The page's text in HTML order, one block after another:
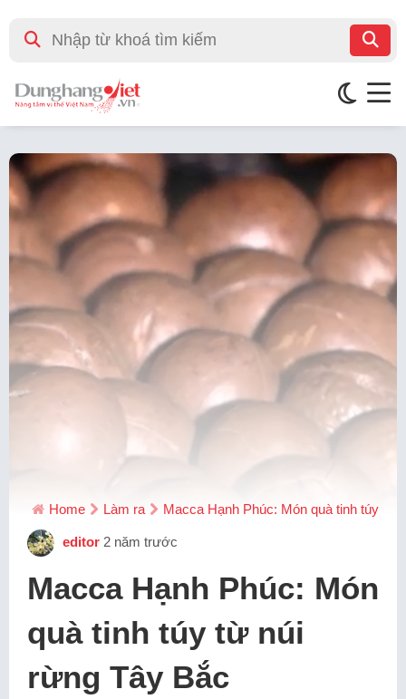
Home Làm ra Macca Hạnh Phúc: Món quà tinh túy từ
editor 2 năm trước
Macca Hạnh Phúc: Món
quà tinh túy từ núi
rừng Tây Bắc